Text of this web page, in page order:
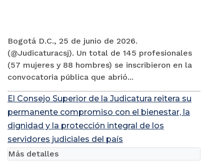
Bogotá D.C., 25 de junio de 2026.
(@Judicaturacsj). Un total de 145 profesionales
(57 mujeres y 88 hombres) se inscribieron en la
convocatoria pública que abrió...
El Consejo Superior de la Judicatura reitera su
permanente compromiso con el bienestar, la
dignidad y la protección integral de los
servidores judiciales del país
Más detalles